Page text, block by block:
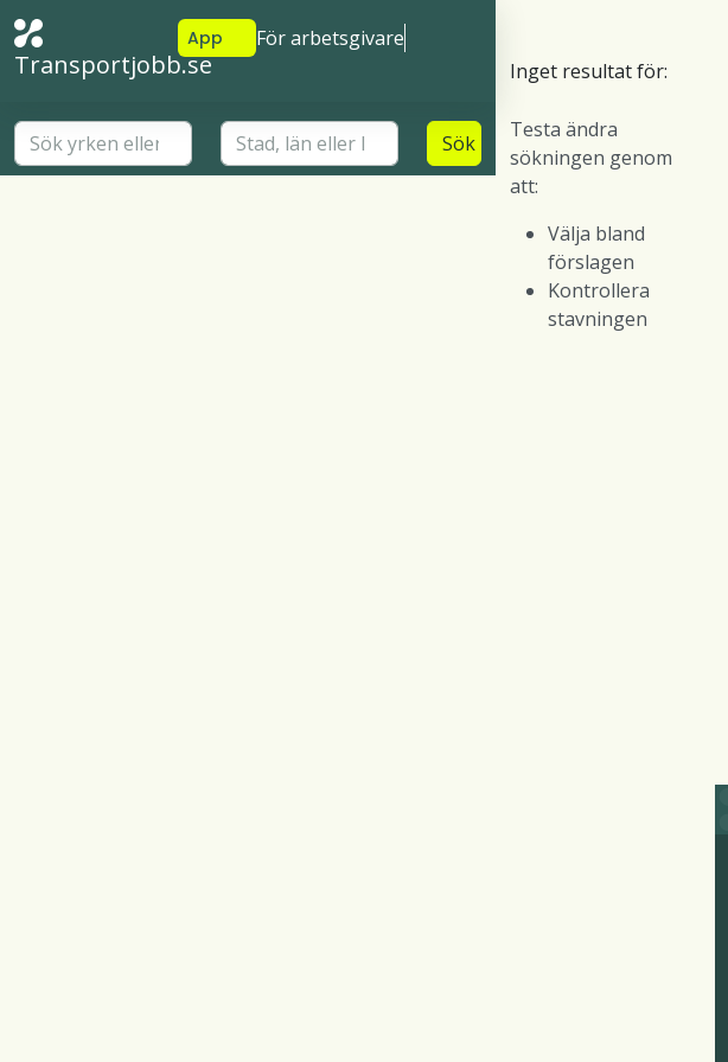
Transportjobb.se
App För arbetsgivare
Sök
Inget resultat för:
Testa ändra
sökningen genom
att:
Välja bland
förslagen
Kontrollera
stavningen